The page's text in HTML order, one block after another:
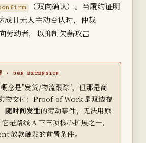
（双向确认）。当履约证明
成且无人主动否认时，仲裁
劳动者，以抑制欠薪攻击
念是"发货/物流跟踪"，但那是商
物交付；Proof-of-Work 是双边存
随时间发生的劳动事件，无法用原
是路线 A 下三项核心扩展之一，
放款触发的前置条件。